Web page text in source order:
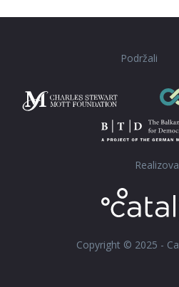
Podržali
Copyright © 2025 -